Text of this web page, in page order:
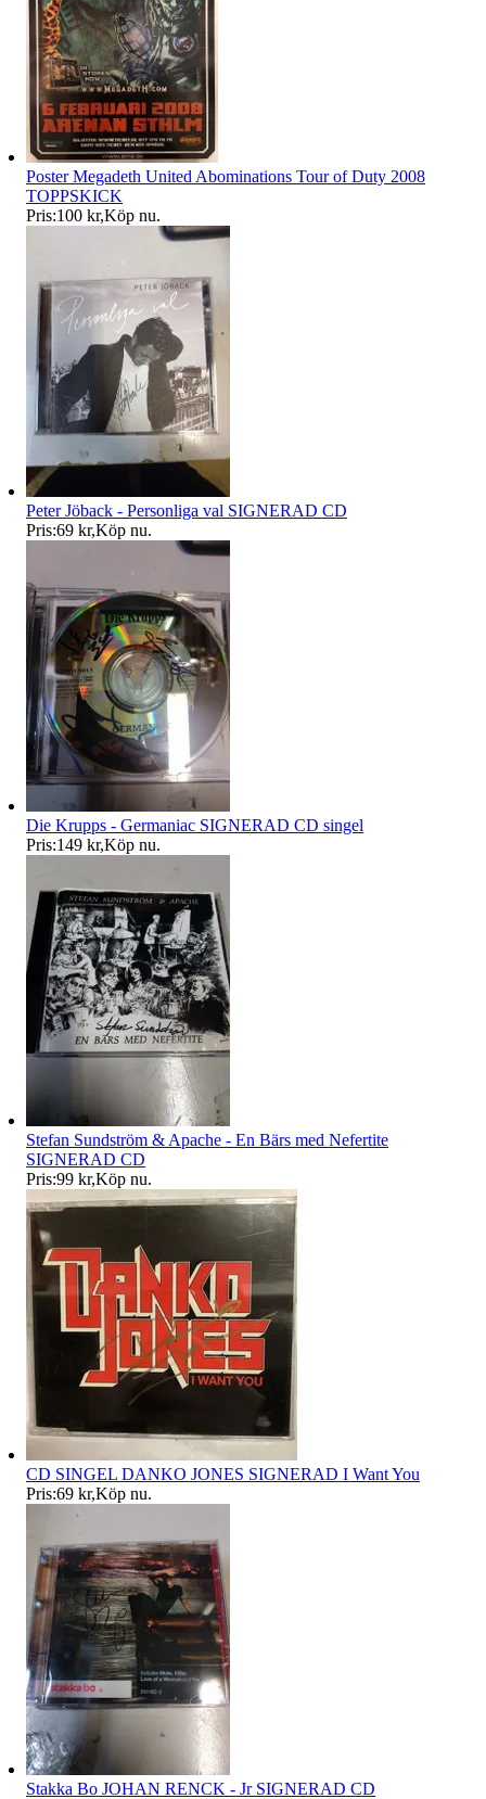
Poster Megadeth United Abominations Tour of Duty 2008
TOPPSKICK
Pris:100 kr,Köp nu.
Peter Jöback - Personliga val SIGNERAD CD
Pris:69 kr,Köp nu.
Die Krupps - Germaniac SIGNERAD CD singel
Pris:149 kr,Köp nu.
Stefan Sundström & Apache - En Bärs med Nefertite
SIGNERAD CD
Pris:99 kr,Köp nu.
CD SINGEL DANKO JONES SIGNERAD I Want You
Pris:69 kr,Köp nu.
Stakka Bo JOHAN RENCK - Jr SIGNERAD CD